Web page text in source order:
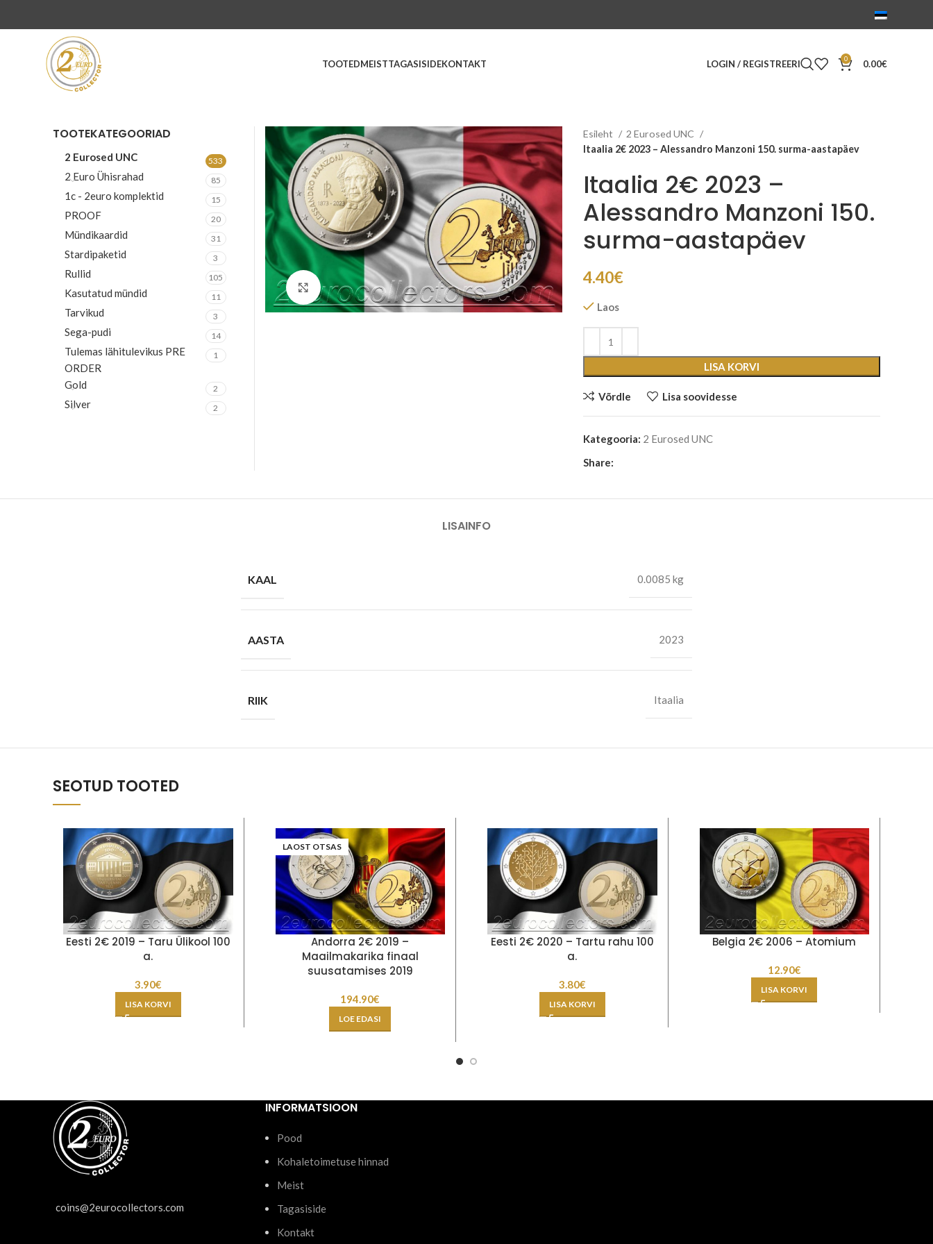
TOOTEDMEISTTAGASISIDEKONTAKT LOGIN / REGISTREERI 0 0.00€
Suurenda
Esileht
2 Eurosed UNC
Itaalia 2€ 2023 – Alessandro Manzoni 150. surma-aastapäev
Itaalia 2€ 2023 –
Alessandro Manzoni 150.
surma-aastapäev
4.40€
Laos
LISA KORVI
Võrdle Lisa soovidesse
Kategooria: 2 Eurosed UNC
Share:
TOOTEKATEGOORIAD
2 Eurosed UNC 533
2 Euro Ühisrahad 85
1c - 2euro komplektid 15
PROOF 20
Mündikaardid 31
Stardipaketid 3
Rullid 105
Kasutatud mündid 11
Tarvikud 3
Sega-pudi 14
Tulemas lähitulevikus PRE
ORDER
1
Gold 2
Silver 2
LISAINFO
KAAL 0.0085 kg
AASTA 2023
RIIK Itaalia
SEOTUD TOOTED
Eesti 2€ 2019 – Taru Ülikool 100
a.
3.90€
LISA KORVI
LAOST OTSAS
Andorra 2€ 2019 –
Maailmakarika finaal
suusatamises 2019
194.90€
LOE EDASI
Eesti 2€ 2020 – Tartu rahu 100
a.
3.80€
LISA KORVI
Belgia 2€ 2006 – Atomium
12.90€
LISA KORVI
coins@2eurocollectors.com
INFORMATSIOON
Pood
Kohaletoimetuse hinnad
Meist
Tagasiside
Kontakt